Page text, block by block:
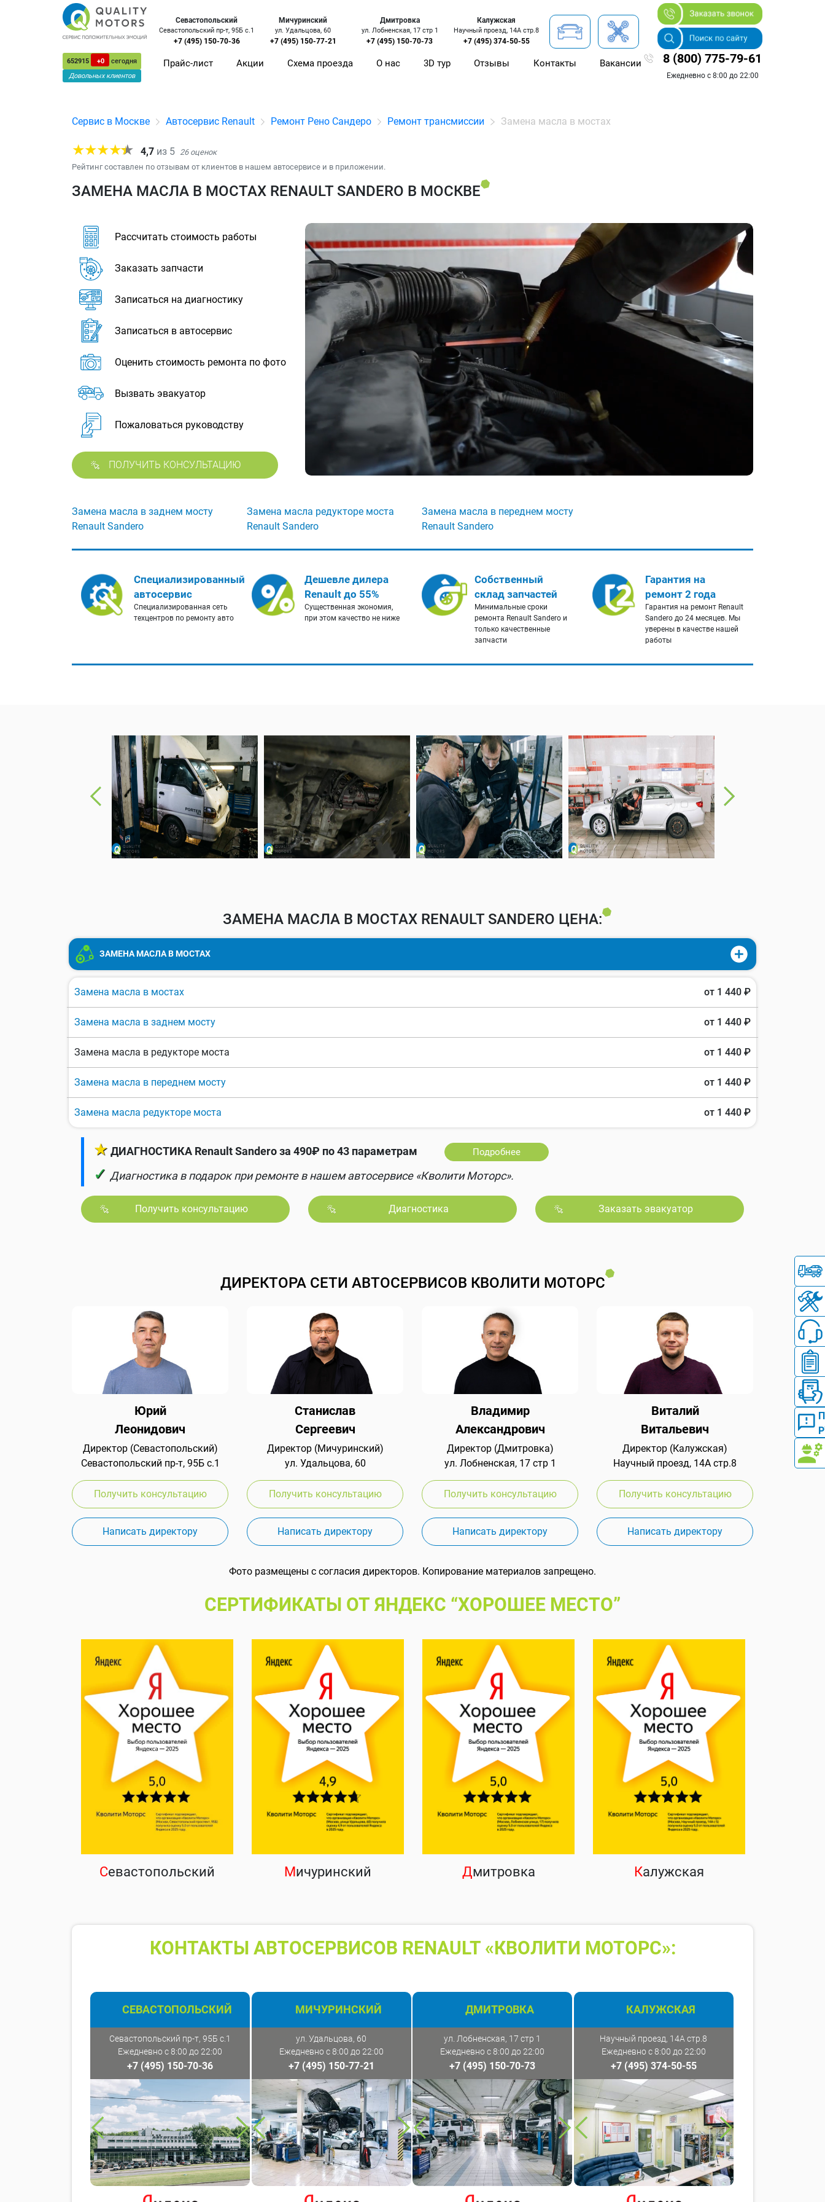
652915 +0
сегодня
Довольных клиентов
Севастопольский
Севастопольский пр-т, 95Б с.1
+7 (495) 150-70-36
Мичуринский
ул. Удальцова, 60
+7 (495) 150-77-21
Дмитровка
ул. Лобненская, 17 стр 1
+7 (495) 150-70-73
Калужская
Научный проезд, 14А стр.8
+7 (495) 374-50-55
Прайс-лист Акции Схема проезда О нас 3D тур Отзывы Контакты Вакансии 8 (800) 775-79-61
Ежедневно с 8:00 до 22:00
Сервис в Москве Автосервис Renault Ремонт Рено Сандеро Ремонт трансмиссии Замена масла в мостах
4,7 из 5 26оценок
Рейтинг составлен по отзывам от клиентов в нашем автосервисе и в приложении.
ЗАМЕНА МАСЛА В МОСТАХ RENAULT SANDERO В МОСКВЕ
Рассчитать стоимость работы
Заказать запчасти
Записаться на диагностику
Записаться в автосервис
Оценить стоимость ремонта по фото
Вызвать эвакуатор
Пожаловаться руководству
ПОЛУЧИТЬ КОНСУЛЬТАЦИЮ
Замена масла в заднем мосту
Renault Sandero
Замена масла редукторе моста
Renault Sandero
Замена масла в переднем мосту
Renault Sandero
Специализированный
автосервис
Специализированная сеть
техцентров по ремонту авто
Дешевле дилера
Renault до 55%
Существенная экономия,
при этом качество не ниже
Собственный
склад запчастей
Минимальные сроки
ремонта Renault Sandero и
только качественные
запчасти
Гарантия на
ремонт 2 года
Гарантия на ремонт Renault
Sandero до 24 месяцев. Мы
уверены в качестве нашей
работы
ЗАМЕНА МАСЛА В МОСТАХ RENAULT SANDERO ЦЕНА:
ЗАМЕНА МАСЛА В МОСТАХ
Замена масла в мостах от 1 440 ₽
Замена масла в заднем мосту от 1 440 ₽
Замена масла в редукторе моста от 1 440 ₽
Замена масла в переднем мосту от 1 440 ₽
Замена масла редукторе моста от 1 440 ₽
★ ДИАГНОСТИКА Renault Sandero за 490₽ по 43 параметрам Подробнее
✓ Диагностика в подарок при ремонте в нашем автосервисе «Кволити Моторс».
Получить консультацию Диагностика Заказать эвакуатор
ДИРЕКТОРА СЕТИ АВТОСЕРВИСОВ КВОЛИТИ МОТОРС
Юрий
Леонидович
Директор (Севастопольский)
Севастопольский пр-т, 95Б с.1
Получить консультацию
Написать директору
Станислав
Сергеевич
Директор (Мичуринский)
ул. Удальцова, 60
Получить консультацию
Написать директору
Владимир
Александрович
Директор (Дмитровка)
ул. Лобненская, 17 стр 1
Получить консультацию
Написать директору
Виталий
Витальевич
Директор (Калужская)
Научный проезд, 14А стр.8
Получить консультацию
Написать директору
Фото размещены с согласия директоров. Копирование материалов запрещено.
СЕРТИФИКАТЫ ОТ ЯНДЕКС “ХОРОШЕЕ МЕСТО”
Севастопольский Мичуринский Дмитровка Калужская
КОНТАКТЫ АВТОСЕРВИСОВ RENAULT «КВОЛИТИ МОТОРС»:
СЕВАСТОПОЛЬСКИЙ
Севастопольский пр-т, 95Б с.1
Ежедневно с 8:00 до 22:00
+7 (495) 150-70-36
МИЧУРИНСКИЙ
ул. Удальцова, 60
Ежедневно с 8:00 до 22:00
+7 (495) 150-77-21
ДМИТРОВКА
ул. Лобненская, 17 стр 1
Ежедневно с 8:00 до 22:00
+7 (495) 150-70-73
КАЛУЖСКАЯ
Научный проезд, 14А стр.8
Ежедневно с 8:00 до 22:00
+7 (495) 374-50-55